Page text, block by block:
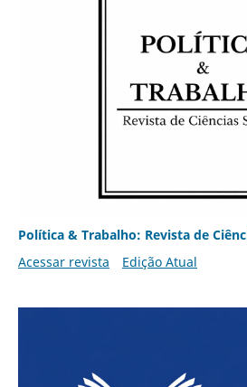
Política & Trabalho: Revista de
Acessar revista
Edição Atual